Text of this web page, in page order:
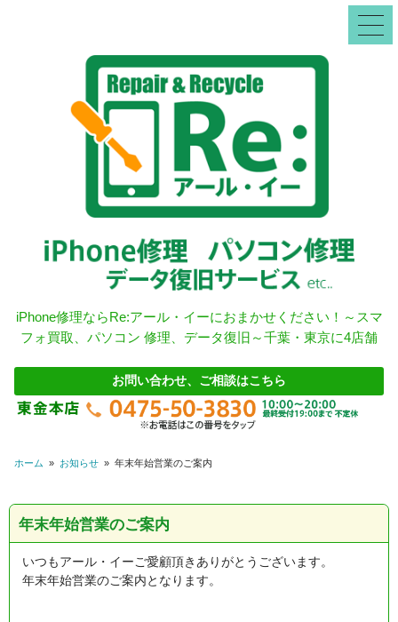
iPhone修理ならRe:アール・イーにおまかせください！～スマ
フォ買取、パソコン 修理、データ復旧～千葉・東京に4店舗
お問い合わせ、ご相談はこちら
ホーム » お知らせ» 年末年始営業のご案内
年末年始営業のご案内
いつもアール・イーご愛顧頂きありがとうございます。
年末年始営業のご案内となります。